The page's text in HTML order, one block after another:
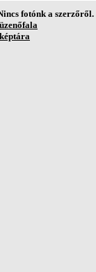
fotónk a szerzőről.
üzenőfala
képtára